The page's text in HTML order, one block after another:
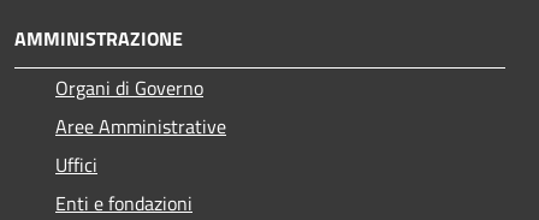
AMMINISTRAZIONE
Organi di Governo
Aree Amministrative
Uffici
Enti e fondazioni